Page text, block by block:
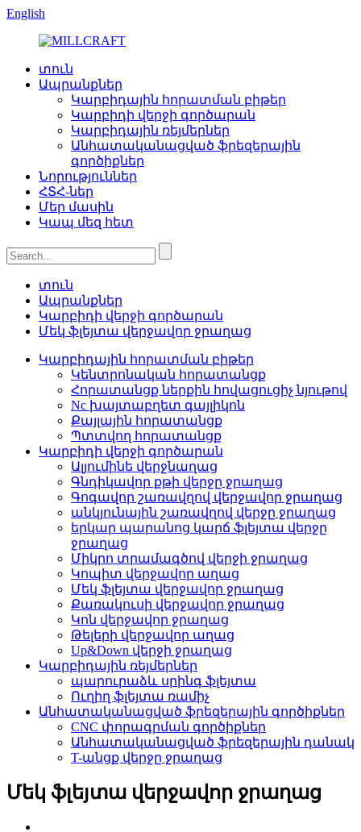
English
տուն
Ապրանքներ
Կարբիդային հորատման բիթեր
Կարբիդի վերջի գործարան
Կարբիդային ռեյմերներ
Անհատականացված ֆրեզերային
գործիքներ
Նորություններ
ՀՏՀ-ներ
Մեր մասին
Կապ մեզ հետ
տուն
Ապրանքներ
Կարբիդի վերջի գործարան
Մեկ ֆլեյտա վերջավոր ջրաղաց
Կարբիդային հորատման բիթեր
Կենտրոնական հորատանցք
Հորատանցք ներքին հովացուցիչ նյութով
Nc խայտաբղետ գայլիկոն
Քայլային հորատանցք
Պտտվող հորատանցք
Կարբիդի վերջի գործարան
Ալյումինե վերջնաղաց
Գնդիկավոր քթի վերջը ջրաղաց
Գոգավոր շառավղով վերջավոր ջրաղաց
անկյունային շառավղով վերջը ջրաղաց
երկար պարանոց կարճ ֆլեյտա վերջը
ջրաղաց
Միկրո տրամագծով վերջի ջրաղաց
Կոպիտ վերջավոր աղաց
Մեկ ֆլեյտա վերջավոր ջրաղաց
Քառակուսի վերջավոր ջրաղաց
Կոն վերջավոր ջրաղաց
Թելերի վերջավոր աղաց
Up&Down վերջի ջրաղաց
Կարբիդային ռեյմերներ
պարուրաձև սրինգ ֆլեյտա
Ուղիղ ֆլեյտա ռամիչ
Անհատականացված ֆրեզերային գործիքներ
CNC փորագրման գործիքներ
Անհատականացված ֆրեզերային դանակ
T-անցք վերջը ջրաղաց
Մեկ ֆլեյտա վերջավոր ջրաղաց